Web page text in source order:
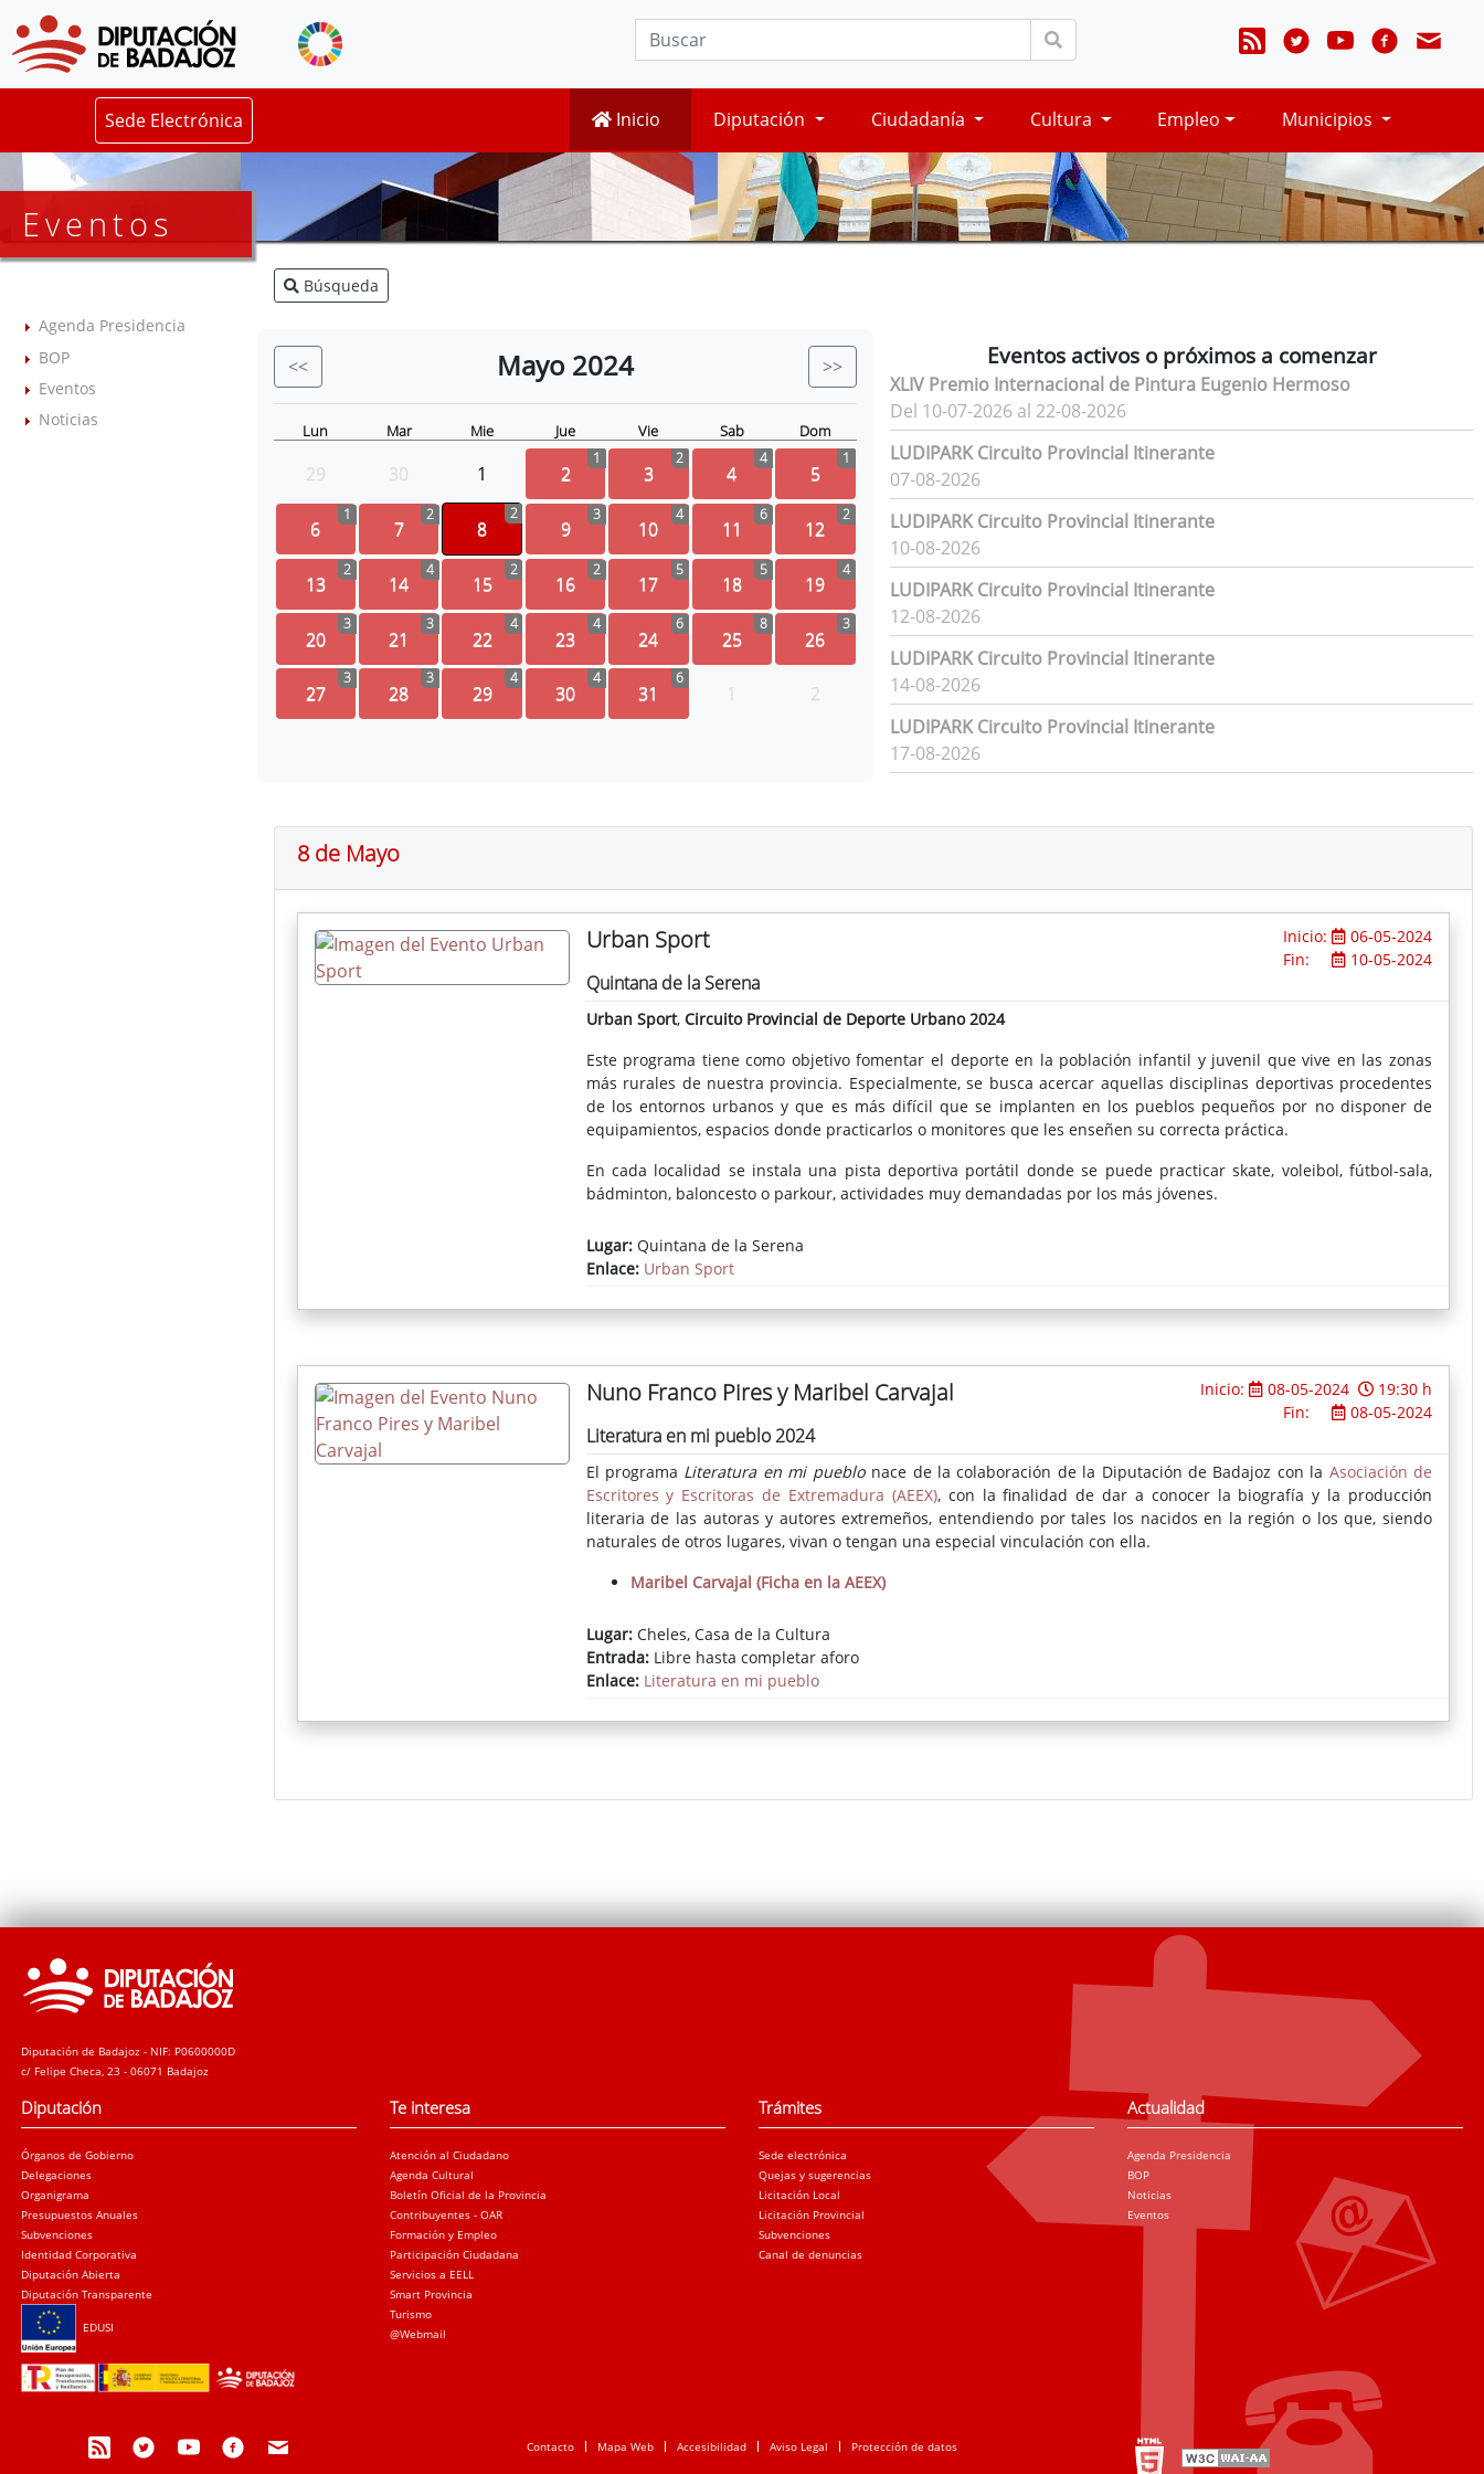
Sede Electrónica Inicio Diputación Ciudadanía Cultura Empleo Municipios
Eventos
Agenda Presidencia
BOP
Eventos
Noticias
Búsqueda
<< Mayo 2024 >>
Lun Mar Mie Jue Vie Sab Dom
29 30 1 2
1
3
2
4
4
5
1
6
1
7
2
8
2
9
3
10
4
11
6
12
2
13
2
14
4
15
2
16
2
17
5
18
5
19
4
20
3
21
3
22
4
23
4
24
6
25
8
26
3
27
3
28
3
29
4
30
4
31
6
1 2
Eventos activos o próximos a comenzar
XLIV Premio Internacional de Pintura Eugenio Hermoso
Del 10-07-2026 al 22-08-2026
LUDIPARK Circuito Provincial Itinerante
07-08-2026
LUDIPARK Circuito Provincial Itinerante
10-08-2026
LUDIPARK Circuito Provincial Itinerante
12-08-2026
LUDIPARK Circuito Provincial Itinerante
14-08-2026
LUDIPARK Circuito Provincial Itinerante
17-08-2026
8 de Mayo
Urban Sport Inicio:
06-05-2024
Fin:
10-05-2024
Quintana de la Serena
Urban Sport, Circuito Provincial de Deporte Urbano 2024
Este programa tiene como objetivo fomentar el deporte en la población infantil y juvenil que vive en las zonas
más rurales de nuestra provincia. Especialmente, se busca acercar aquellas disciplinas deportivas procedentes
de los entornos urbanos y que es más difícil que se implanten en los pueblos pequeños por no disponer de
equipamientos, espacios donde practicarlos o monitores que les enseñen su correcta práctica.
En cada localidad se instala una pista deportiva portátil donde se puede practicar skate, voleibol, fútbol-sala,
bádminton, baloncesto o parkour, actividades muy demandadas por los más jóvenes.
Lugar:Quintana de la Serena
Enlace: Urban Sport
Nuno Franco Pires y Maribel Carvajal Inicio: 08-05-2024
19:30 h
Fin:
08-05-2024
Literatura en mi pueblo 2024
El programa Literatura en mi pueblonace de la colaboración de la Diputación de Badajoz con la Asociación de
Escritores y Escritoras de Extremadura (AEEX), con la finalidad de dar a conocer la biografía y la producción
literaria de las autoras y autores extremeños, entendiendo por tales los nacidos en la región o los que, siendo
naturales de otros lugares, vivan o tengan una especial vinculación con ella.
Maribel Carvajal (Ficha en la AEEX)
Lugar:Cheles, Casa de la Cultura
Entrada:Libre hasta completar aforo
Enlace: Literatura en mi pueblo
Diputación de Badajoz - NIF: P0600000D
c/ Felipe Checa, 23 - 06071 Badajoz
Diputación
Órganos de Gobierno
Delegaciones
Organigrama
Presupuestos Anuales
Subvenciones
Identidad Corporativa
Diputación Abierta
Diputación Transparente
EDUSI
Te interesa
Atención al Ciudadano
Agenda Cultural
Boletín Oficial de la Provincia
Contribuyentes - OAR
Formación y Empleo
Participación Ciudadana
Servicios a EELL
Smart Provincia
Turismo
@Webmail
Trámites
Sede electrónica
Quejas y sugerencias
Licitación Local
Licitación Provincial
Subvenciones
Canal de denuncias
Actualidad
Agenda Presidencia
BOP
Noticias
Eventos
Contacto Mapa Web Accesibilidad Aviso Legal Protección de datos